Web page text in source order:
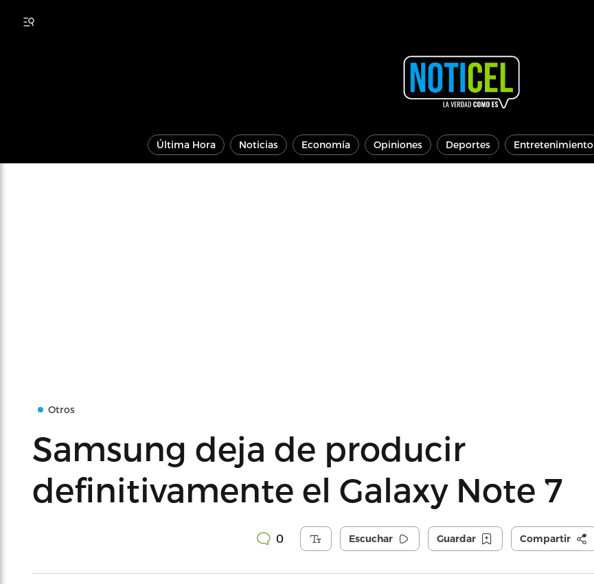
Última Hora Noticias Economía Opiniones Deportes Entretenimiento
Otros
Samsung deja de producir
definitivamente el Galaxy Note 7
0 Escuchar Guardar Compartir